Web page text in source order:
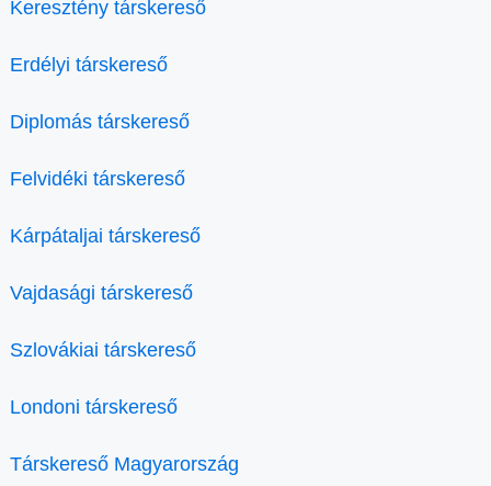
Keresztény társkereső
Erdélyi társkereső
Diplomás társkereső
Felvidéki társkereső
Kárpátaljai társkereső
Vajdasági társkereső
Szlovákiai társkereső
Londoni társkereső
Társkereső Magyarország